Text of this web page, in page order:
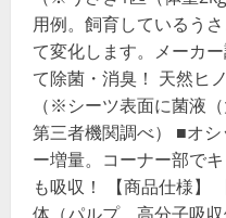
用例。飼育しているう
て変化します。メーカ
て除菌・消臭！ 天然ヒ
（※シーツ表面に菌液
第三者機関調べ） ■オ
ー増量。コーナー部で
も吸収！ 【商品仕様】